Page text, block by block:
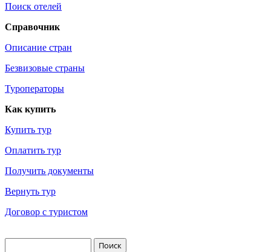
Поиск отелей
Справочник
Описание стран
Безвизовые страны
Туроператоры
Как купить
Купить тур
Оплатить тур
Получить документы
Вернуть тур
Договор с туристом